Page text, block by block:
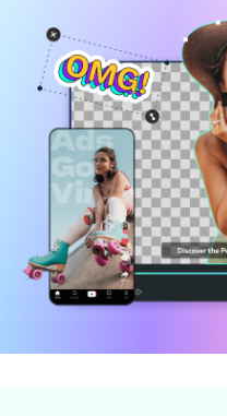
고객 지원
핫한 콘텐츠
필모라 정보
더 알아보기
기타 콘텐츠
가격
검색